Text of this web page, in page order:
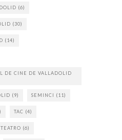
(6)
(30)
(14)
DE CINE DE VALLADOLID
(9) SEMINCI (11)
TAC (4)
TEATRO (6)